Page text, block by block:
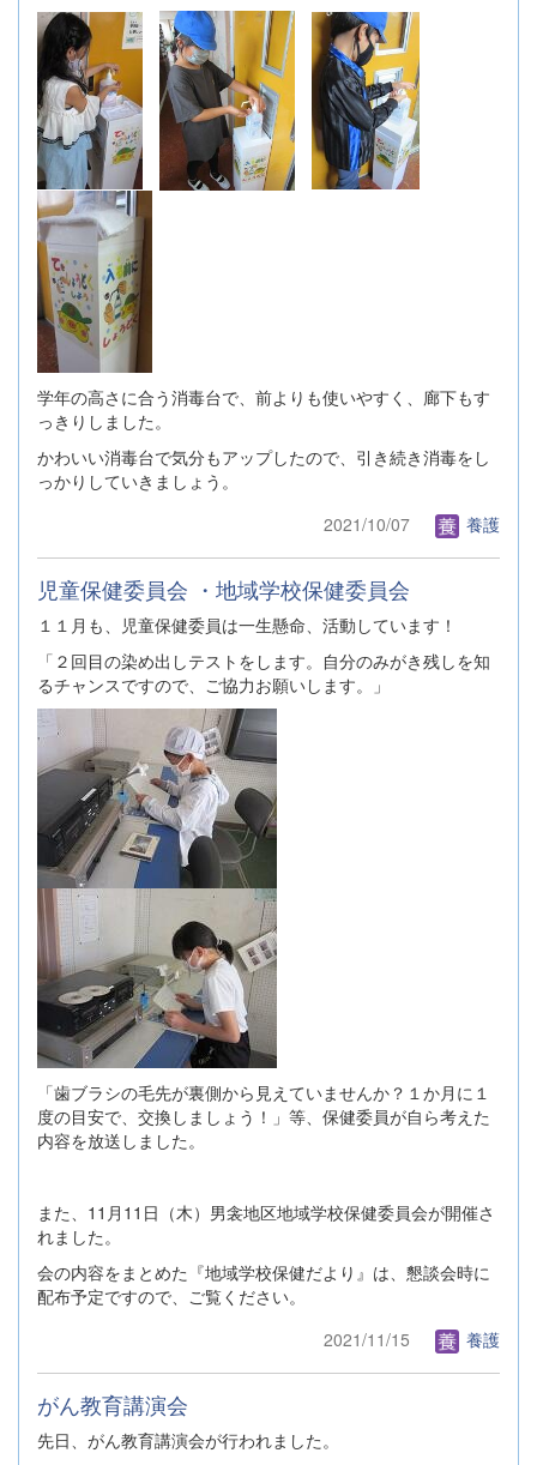
学年の高さに合う消毒台で、前よりも使いやすく、廊下もす
っきりしました。
かわいい消毒台で気分もアップしたので、引き続き消毒をし
っかりしていきましょう。
2021/10/07
養護
児童保健委員会 ・地域学校保健委員会
１１月も、児童保健委員は一生懸命、活動しています！
「２回目の染め出しテストをします。自分のみがき残しを知
るチャンスですので、ご協力お願いします。」
「歯ブラシの毛先が裏側から見えていませんか？１か月に１
度の目安で、交換しましょう！」等、保健委員が自ら考えた
内容を放送しました。
また、11月11日（木）男衾地区地域学校保健委員会が開催さ
れました。
会の内容をまとめた『地域学校保健だより』は、懇談会時に
配布予定ですので、ご覧ください。
2021/11/15
養護
がん教育講演会
先日、がん教育講演会が行われました。